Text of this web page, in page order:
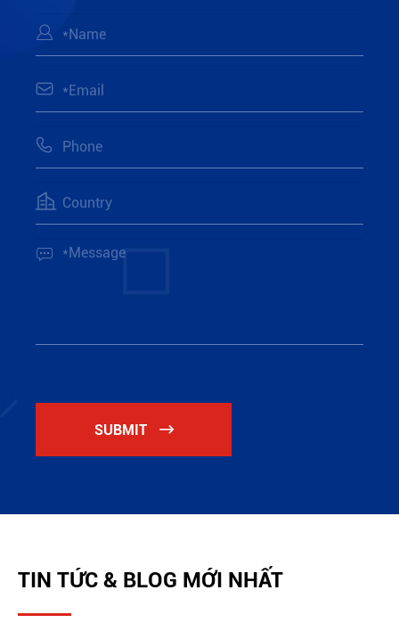





SUBMIT 
TIN TỨC & BLOG MỚI NHẤT